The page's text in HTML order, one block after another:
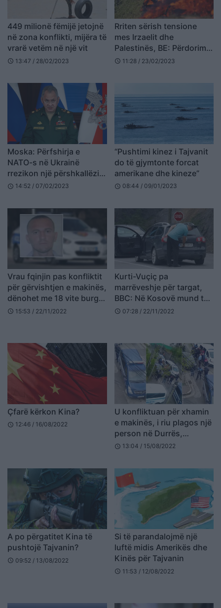
449 milionë fëmijë jetojnë
në zona konflikti, mijëra të
vrarë vetëm në një vit
schedule 13:47 / 28/02/2023
Rriten sërish tensione
mes Irzaelit dhe
Palestinës, BE: Përdorimi i
forcës është mjeti i fundit
schedule 11:28 / 23/02/2023
Moska: Përfshirja e
NATO-s në Ukrainë
rrezikon një përshkallëzim
“të paparashikueshëm”
schedule 14:52 / 07/02/2023
“Pushtimi kinez i Tajvanit
do të gjymtonte forcat
amerikane dhe kineze”
schedule 08:44 / 09/01/2023
Vrau fqinjin pas konfliktit
për gërvishtjen e makinës,
dënohet me 18 vite burg
autori nga Elbasani
schedule 15:53 / 22/11/2022
Kurti-Vuçiç pa
marrëveshje për targat,
BBC: Në Kosovë mund të
shpërthejë konflikti
schedule 07:28 / 22/11/2022
Çfarë kërkon Kina?
schedule 12:46 / 16/08/2022
U konfliktuan për xhamin
e makinës, i riu plagos një
person në Durrës,
përfshihen edhe 2 të tjerë
schedule 13:04 / 15/08/2022
A po përgatitet Kina të
pushtojë Tajvanin?
schedule 09:52 / 13/08/2022
Si të parandalojmë një
luftë midis Amerikës dhe
Kinës për Tajvanin
schedule 11:53 / 12/08/2022